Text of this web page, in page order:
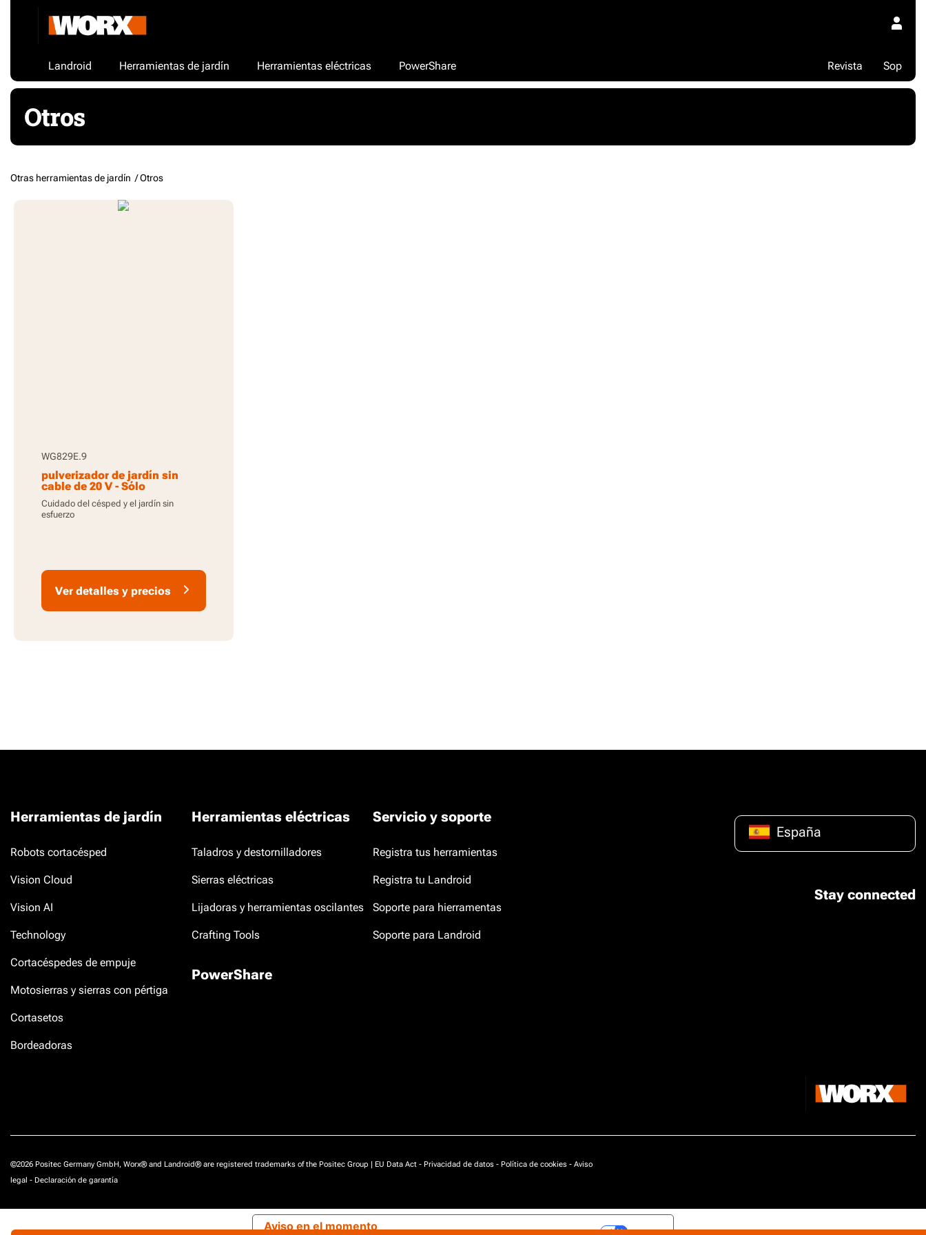
Landroid Herramientas de jardín Herramientas eléctricas PowerShare Sop
Revista
Otros
Otras herramientas de jardín /Otros
WG829E.9
pulverizador de jardín sin
cable de 20 V - Sólo
herramienta
Cuidado del césped y el jardín sin
esfuerzo
Ver detalles y precios
Herramientas de jardín
Robots cortacésped
Vision Cloud
Vision AI
Technology
Cortacéspedes de empuje
Motosierras y sierras con pértiga
Cortasetos
Bordeadoras
Herramientas eléctricas
Taladros y destornilladores
Sierras eléctricas
Lijadoras y herramientas oscilantes
Crafting Tools
PowerShare
Servicio y soporte
Registra tus herramientas
Registra tu Landroid
Soporte para hierramentas
Soporte para Landroid
España
Stay connected
©2026 Positec Germany GmbH, Worx® and Landroid® are registered trademarks of the Positec Group | EU Data Act - Privacidad de datos - Política de cookies - Aviso
legal - Declaración de garantía
Aviso en el momento
Sus opciones de privacidad